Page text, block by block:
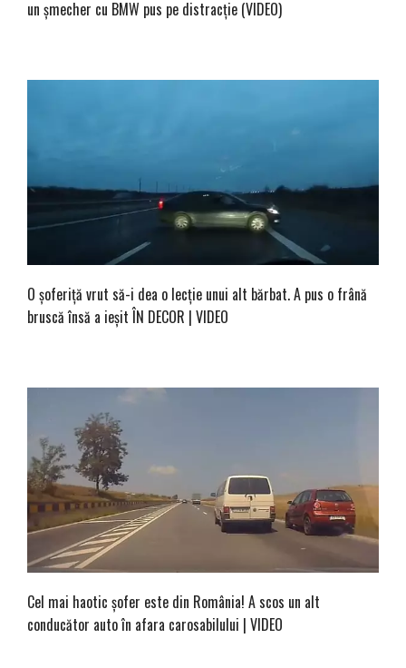
un șmecher cu BMW pus pe distracție (VIDEO)
O șoferiță vrut să-i dea o lecție unui alt bărbat. A pus o frână
bruscă însă a ieșit ÎN DECOR | VIDEO
Cel mai haotic șofer este din România! A scos un alt
conducător auto în afara carosabilului | VIDEO